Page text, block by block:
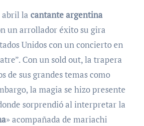
abril la cantante argentina
un arrollador éxito su gira
Unidos con un concierto en
Con un sold out, la trapera
de sus grandes temas como
la magia se hizo presente
sorprendió al interpretar la
» acompañada de mariachi